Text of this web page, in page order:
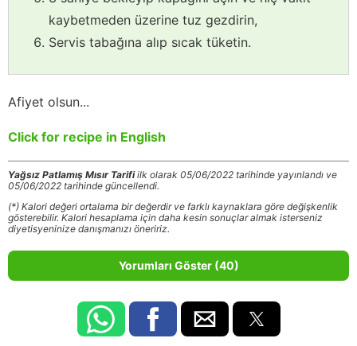
kaybetmeden üzerine tuz gezdirin,
Servis tabağına alıp sıcak tüketin.
Afiyet olsun...
Click for recipe in English
Yağsız Patlamış Mısır Tarifiilk olarak 05/06/2022 tarihinde yayınlandı ve
05/06/2022 tarihinde güncellendi.
(*) Kalori değeri ortalama bir değerdir ve farklı kaynaklara göre değişkenlik
gösterebilir. Kalori hesaplama için daha kesin sonuçlar almak isterseniz
diyetisyeninize danışmanızı öneririz.
Yorumları Göster (40)